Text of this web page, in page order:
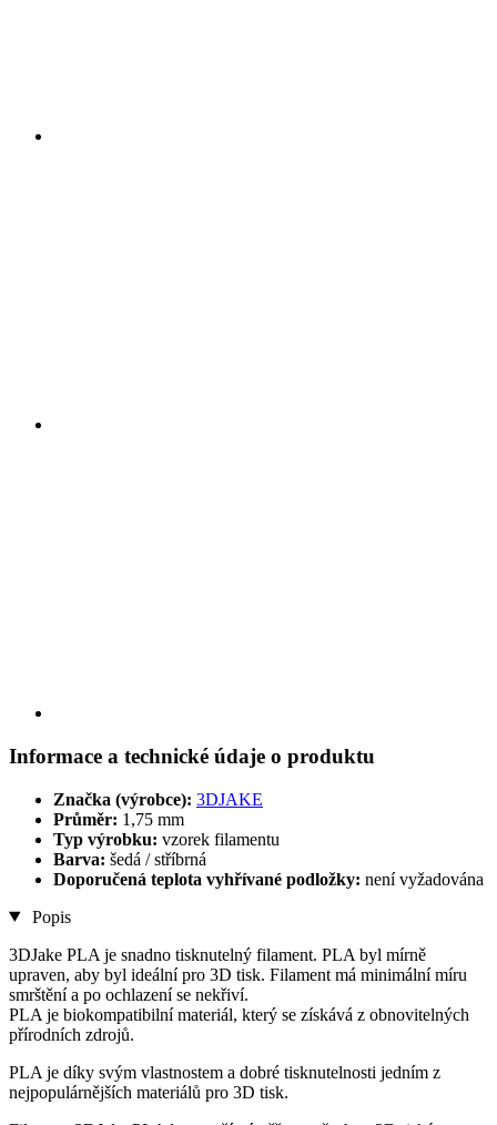
Informace a technické údaje o produktu
Značka (výrobce): 3DJAKE
Průměr: 1,75 mm
Typ výrobku: vzorek filamentu
Barva: šedá / stříbrná
Doporučená teplota vyhřívané podložky: není vyžadována
Popis
3DJake PLA je snadno tisknutelný filament. PLA byl mírně
upraven, aby byl ideální pro 3D tisk. Filament má minimální míru
smrštění a po ochlazení se nekřiví.
PLA je biokompatibilní materiál, který se získává z obnovitelných
přírodních zdrojů.
PLA je díky svým vlastnostem a dobré tisknutelnosti jedním z
nejpopulárnějších materiálů pro 3D tisk.